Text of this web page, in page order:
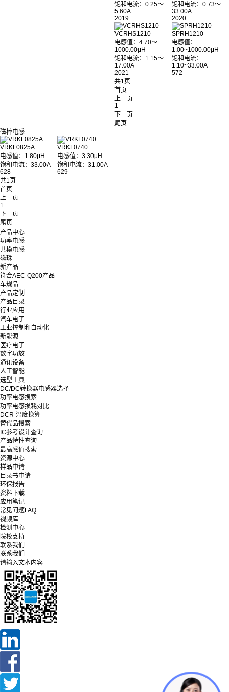
饱和电流：0.25～
5.60A
2019
饱和电流：0.73～
33.00A
2020
VCRHS1210
电感值：4.70～
1000.00μH
饱和电流：1.15～
17.00A
2021
SPRH1210
电感值：
1.00~1000.00μH
饱和电流：
1.10~33.00A
572
共1页
首页
上一页
1
下一页
尾页
磁棒电感
VRKL0825A
电感值：1.80μH
饱和电流：33.00A
628
VRKL0740
电感值：3.30μH
饱和电流：31.00A
629
共1页
首页
上一页
1
下一页
尾页
产品中心
功率电感
共模电感
磁珠
新产品
符合AEC-Q200产品
车规品
产品定制
产品目录
行业应用
汽车电子
工业控制和自动化
新能源
医疗电子
数字功放
通讯设备
人工智能
选型工具
DC/DC转换器电感器选择
功率电感搜索
功率电感损耗对比
DCR-温度换算
替代品搜索
IC参考设计查询
产品特性查询
最高感值搜索
资源中心
样品申请
目录书申请
环保报告
资料下载
应用笔记
常见问题FAQ
视频库
检测中心
院校支持
联系我们
联系我们
请输入文本内容